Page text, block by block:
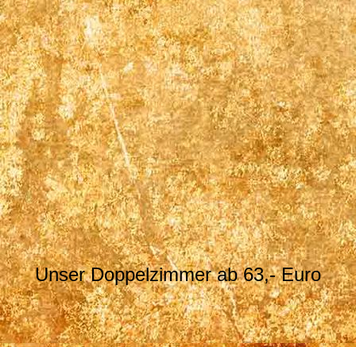
04_IMG_51591
Unser Doppelzimmer ab 63,- Euro